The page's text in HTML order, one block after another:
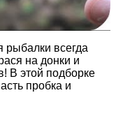
рыбалки всегда
на донки и
В этой подборке
пробка и